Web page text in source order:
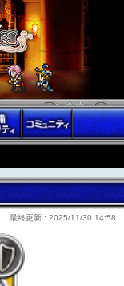
最終更新 : 2025/11/30 14:58